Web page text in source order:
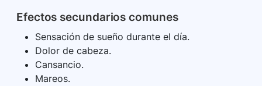
Efectos secundarios comunes
Sensación de sueño durante el día.
Dolor de cabeza.
Cansancio.
Mareos.